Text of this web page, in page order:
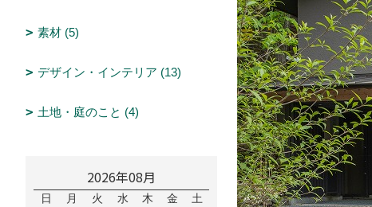
素材 (5)
デザイン・インテリア (13)
土地・庭のこと (4)
2026年08月
日 月 火 水 木 金
土